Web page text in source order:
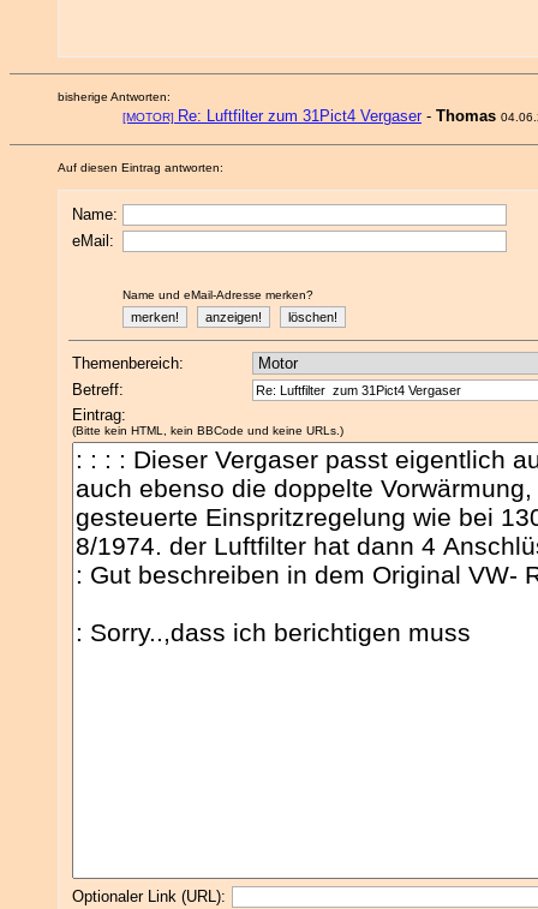
bisherige Antworten:
[MOTOR] Re: Luftfilter zum 31Pict4 Vergaser- Thomas
Auf diesen Eintrag antworten:
Name:
eMail:
Name und eMail-Adresse merken?
Themenbereich:
Betreff:
Eintrag:
(Bitte kein HTML, kein BBCode und keine URLs.)
Optionaler Link (URL):